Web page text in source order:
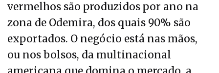
vermelhos são produzidos por ano na
zona de Odemira, dos quais 90% são
exportados. O negócio está nas mãos,
ou nos bolsos, da multinacional